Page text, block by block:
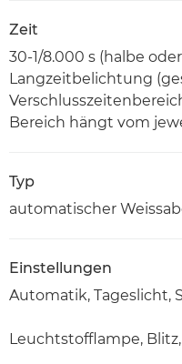
Zeit
30-1/8.000 s (halbe
Langzeitbelichtung
Bereich hängt vom
Typ
automatischer
Einstellungen
Automatik, Tageslicht,
Leuchtstofflampe,